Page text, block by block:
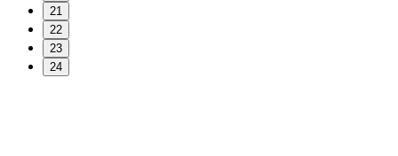
21
22
23
24